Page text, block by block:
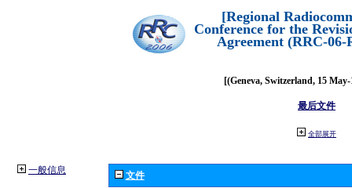
[Regional
Conference for the
Agreement (RRC-06-
[(Geneva, Switzerland, 15
最后文件
全部展开
一般信息 文件